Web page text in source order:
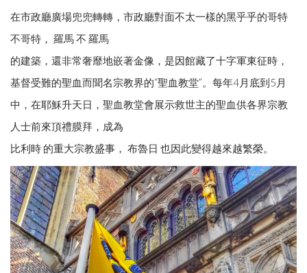
在市政廳廣場兜兜轉轉，市政廳對面不太一樣的黑乎乎的哥特
不哥特， 羅馬 不 羅馬
的建築，還非常奢靡地嵌著金像，是因館藏了十字軍東征時，
基督受難的聖血而聞名宗教界的“聖血教堂”。每年4月底到5月
中，在耶穌升天日，聖血教堂會展示救世主的聖血供各界宗教
人士前來頂禮膜拜，成為
比利時 的重大宗教盛事， 布魯日 也因此變得越來越繁榮。